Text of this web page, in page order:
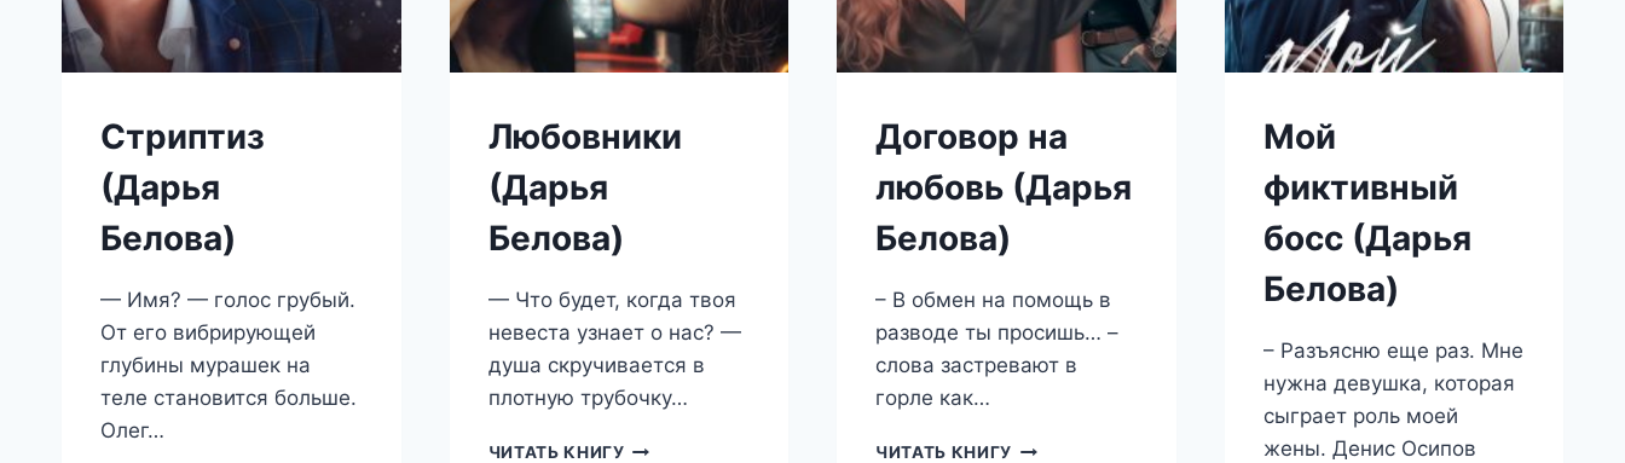
Стриптиз
(Дарья
Белова)
— Имя? — голос грубый.
От его вибрирующей
глубины мурашек на
теле становится больше.
Олег…
Любовники
(Дарья
Белова)
— Что будет, когда твоя
невеста узнает о нас? —
душа скручивается в
плотную трубочку…
ЧИТАТЬ КНИГУ ЛЮБОВНИКИ
Договор на
любовь (Дарья
Белова)
– В обмен на помощь в
разводе ты просишь… –
слова застревают в
горле как…
ЧИТАТЬ КНИГУ ДОГОВОР
Мой
фиктивный
босс (Дарья
Белова)
– Разъясню еще раз. Мне
нужна девушка, которая
сыграет роль моей
жены. Денис Осипов